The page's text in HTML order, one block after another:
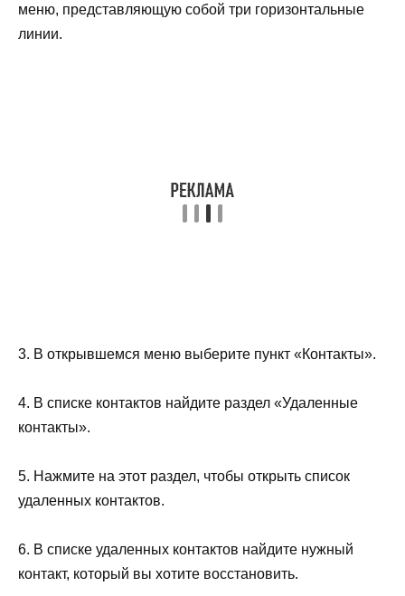
меню, представляющую собой три горизонтальные
линии.
3. В открывшемся меню выберите пункт «Контакты».
4. В списке контактов найдите раздел «Удаленные
контакты».
5. Нажмите на этот раздел, чтобы открыть список
удаленных контактов.
6. В списке удаленных контактов найдите нужный
контакт, который вы хотите восстановить.